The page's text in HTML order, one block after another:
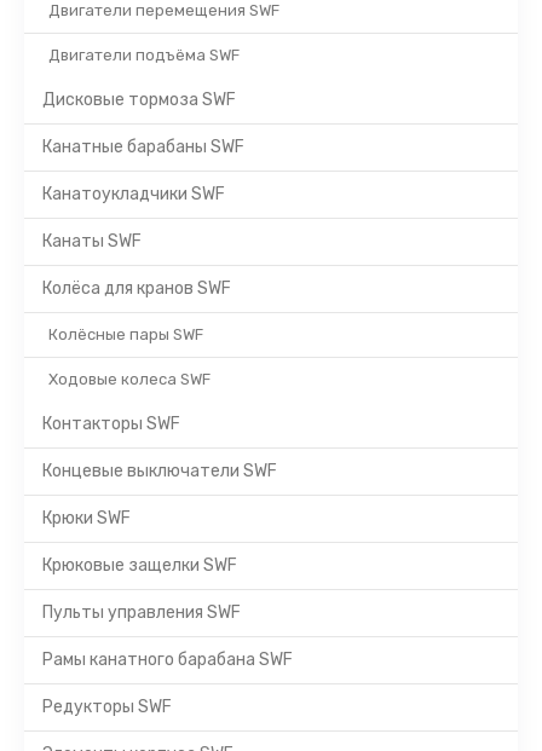
Двигатели перемещения SWF
Двигатели подъёма SWF
Дисковые тормоза SWF
Канатные барабаны SWF
Канатоукладчики SWF
Канаты SWF
Колёса для кранов SWF
Колёсные пары SWF
Ходовые колеса SWF
Контакторы SWF
Концевые выключатели SWF
Крюки SWF
Крюковые защелки SWF
Пульты управления SWF
Рамы канатного барабана SWF
Редукторы SWF